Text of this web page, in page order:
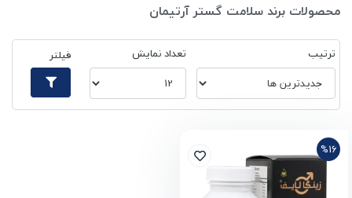
محصولات برند سلامت گستر آرتیمان
ترتیب تعداد نمایش فیلتر
%16